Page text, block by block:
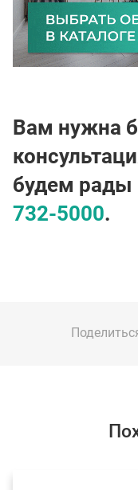
Вам нужна
будем рады
732-5000.